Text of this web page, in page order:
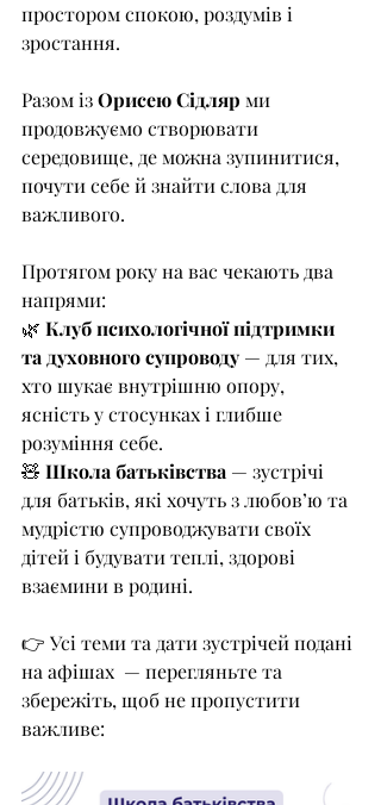
простором спокою, роздумів і
зростання.
Разом із Орисею Сідляр ми
продовжуємо створювати
середовище, де можна зупинитися,
почути себе й знайти слова для
важливого.
Протягом року на вас чекають два
напрями:
🌿 Клуб психологічної підтримки
та духовного супроводу — для тих,
хто шукає внутрішню опору,
ясність у стосунках і глибше
розуміння себе.
🧸 Школа батьківства — зустрічі
для батьків, які хочуть з любов’ю та
мудрістю супроводжувати своїх
дітей і будувати теплі, здорові
взаємини в родині.
👉 Усі теми та дати зустрічей подані
на афішах  — перегляньте та
збережіть, щоб не пропустити
важливе: